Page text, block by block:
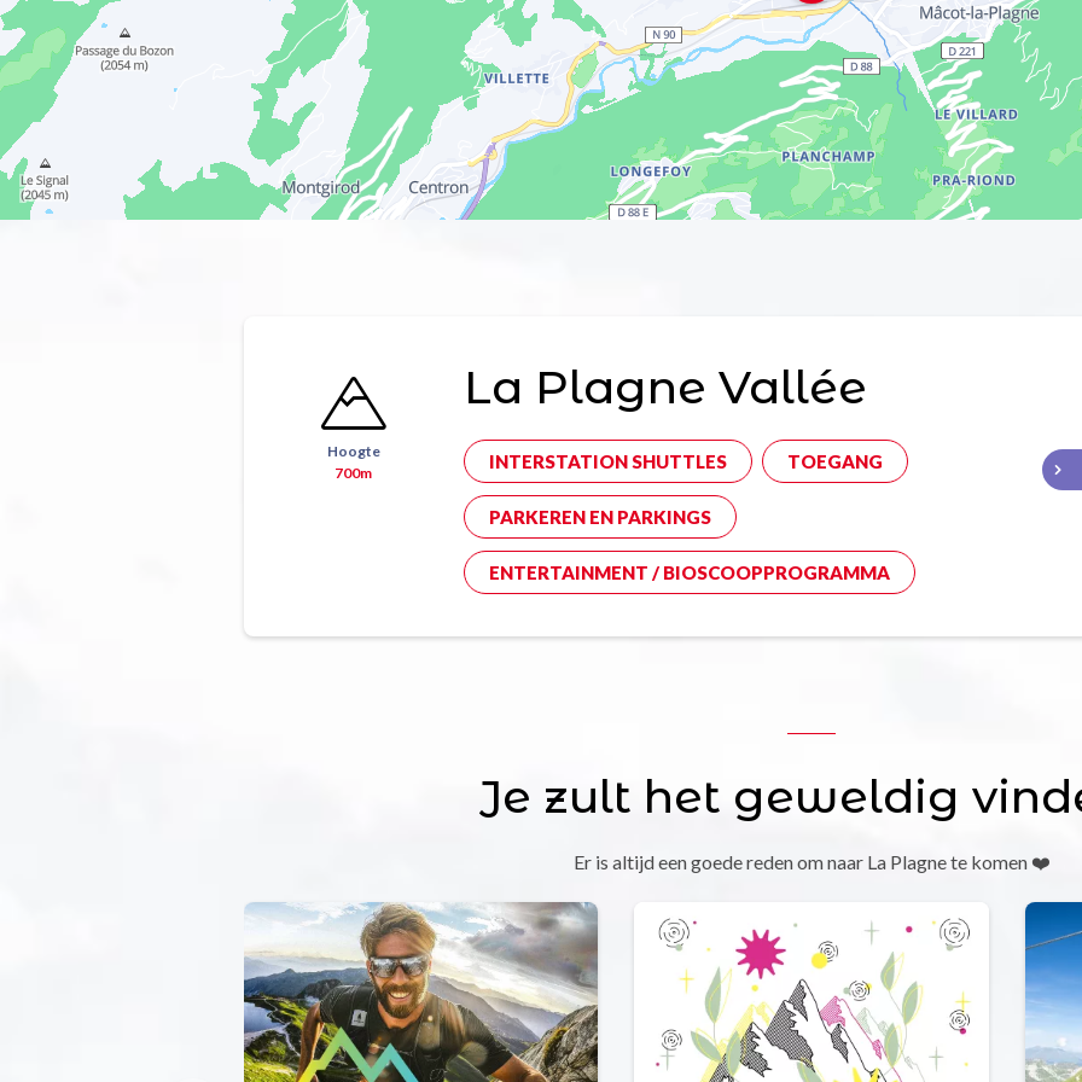
Hoogte
700m
La Plagne Vallée
INTERSTATION SHUTTLES TOEGANG
PARKEREN EN PARKINGS
ENTERTAINMENT / BIOSCOOPPROGRAMMA
Je zult het geweldig
Er is altijd een goede reden om naar La Plagne te komen ❤️